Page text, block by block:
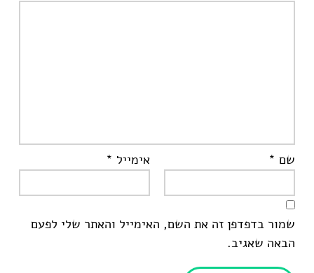
שם * אימייל *
שמור בדפדפן זה את השם, האימייל והאתר שלי לפעם
הבאה שאגיב.